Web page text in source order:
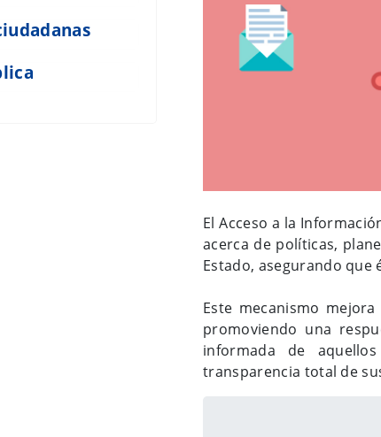
El Acceso a la
acerca de políticas,
Estado, asegurando que
Este mecanismo
promoviendo una
informada de
transparencia total de